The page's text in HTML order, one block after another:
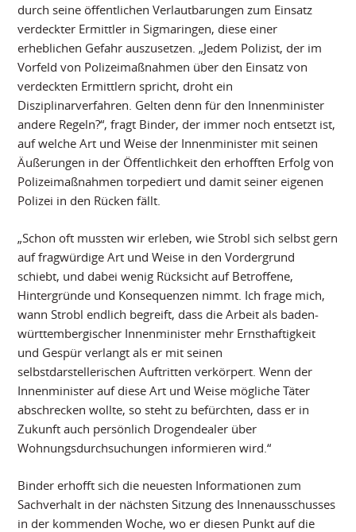
durch seine öffentlichen Verlautbarungen zum Einsatz
verdeckter Ermittler in Sigmaringen, diese einer
erheblichen Gefahr auszusetzen. „Jedem Polizist, der im
Vorfeld von Polizeimaßnahmen über den Einsatz von
verdeckten Ermittlern spricht, droht ein
Disziplinarverfahren. Gelten denn für den Innenminister
andere Regeln?“, fragt Binder, der immer noch entsetzt ist,
auf welche Art und Weise der Innenminister mit seinen
Äußerungen in der Öffentlichkeit den erhofften Erfolg von
Polizeimaßnahmen torpediert und damit seiner eigenen
Polizei in den Rücken fällt.
„Schon oft mussten wir erleben, wie Strobl sich selbst gern
auf fragwürdige Art und Weise in den Vordergrund
schiebt, und dabei wenig Rücksicht auf Betroffene,
Hintergründe und Konsequenzen nimmt. Ich frage mich,
wann Strobl endlich begreift, dass die Arbeit als baden-
württembergischer Innenminister mehr Ernsthaftigkeit
und Gespür verlangt als er mit seinen
selbstdarstellerischen Auftritten verkörpert. Wenn der
Innenminister auf diese Art und Weise mögliche Täter
abschrecken wollte, so steht zu befürchten, dass er in
Zukunft auch persönlich Drogendealer über
Wohnungsdurchsuchungen informieren wird.“
Binder erhofft sich die neuesten Informationen zum
Sachverhalt in der nächsten Sitzung des Innenausschusses
in der kommenden Woche, wo er diesen Punkt auf die